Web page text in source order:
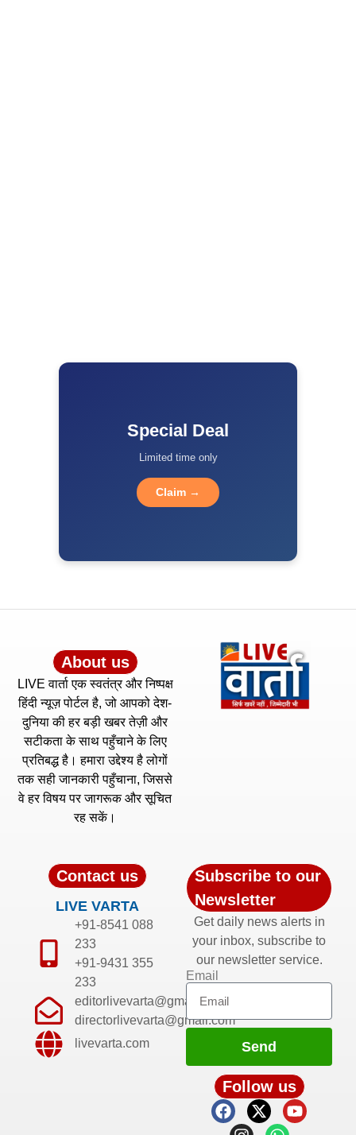
Special Deal
Limited time only
Claim →
About us
LIVE वार्ता एक स्वतंत्र और निष्पक्ष
हिंदी न्यूज़ पोर्टल है, जो आपको देश-
दुनिया की हर बड़ी खबर तेज़ी और
सटीकता के साथ पहुँचाने के लिए
प्रतिबद्ध है। हमारा उद्देश्य है लोगों
तक सही जानकारी पहुँचाना, जिससे
वे हर विषय पर जागरूक और सूचित
रह सकें।
Contact us
LIVE VARTA
+91-8541 088
233
+91-9431 355
233
editorlivevarta@gmail.com
directorlivevarta@gmail.com
livevarta.com
Subscribe to our
Newsletter
Get daily news alerts in
your inbox, subscribe to
our newsletter service.
Email
Send
Follow us